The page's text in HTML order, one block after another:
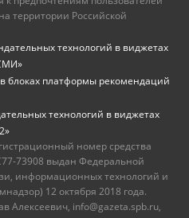
территории Российской
технологий в виджетах
блоках платформы рекомендаций
технологий в виджетах
номер средства
73908 выдан Федеральной
информационных технологий и
12 октября 2018 года.
Алексеевич, info@gazeta.spb.ru,